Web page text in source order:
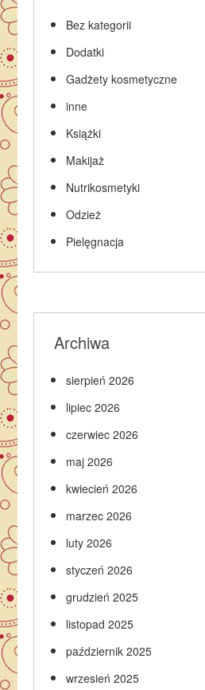
Bez kategorii
Dodatki
Gadżety kosmetyczne
inne
Książki
Makijaż
Nutrikosmetyki
Odzież
Pielęgnacja
Archiwa
sierpień 2026
lipiec 2026
czerwiec 2026
maj 2026
kwiecień 2026
marzec 2026
luty 2026
styczeń 2026
grudzień 2025
listopad 2025
październik 2025
wrzesień 2025